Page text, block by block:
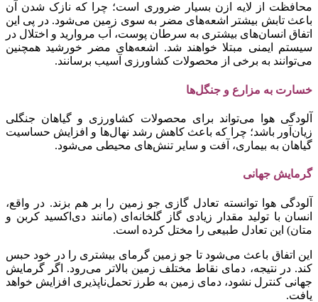
محافظت از لایه ازن بسیار ضروری است؛ چرا که نازک شدن آن
باعث تابش بیشتر اشعه‌های مضر به سوی زمین می‌شود. در پی این
اتفاق انسان‌های بیشتری به سرطان پوست، آب مروارید و اختلال در
سیستم ایمنی مبتلا خواهند شد. اشعه‌های مضر خورشید همچنین
می‌توانند به برخی از محصولات کشاورزی آسیب برسانند.
خسارت به مزارع و جنگل‌ها
آلودگی هوا می‌تواند برای محصولات کشاورزی و گیاهان جنگلی
زیان‌آور باشد؛ چرا که باعث کاهش رشد نهال‌ها و افزایش حساسیت
گیاهان به بیماری، آفت و سایر تنش‌های محیطی می‌شود.
گرمایش جهانی
آلودگی هوا توانسته تعادل گازی جو زمین را بر هم بزند. در واقع،
انسان با تولید مقدار زیادی گاز گلخانه‌ای (مانند دی‌اکسید کربن و
متان) این تعادل طبیعی را مختل کرده است.
این اتفاق باعث می‌شود تا جو زمین گرمای بیشتری را در خود حبس
کند. در نتیجه، دمای نقاط مختلف زمین بالاتر می‌رود. اگر گرمایش
جهانی کنترل نشود، دمای زمین به طرز تحمل‌ناپذیری افزایش خواهد
یافت.